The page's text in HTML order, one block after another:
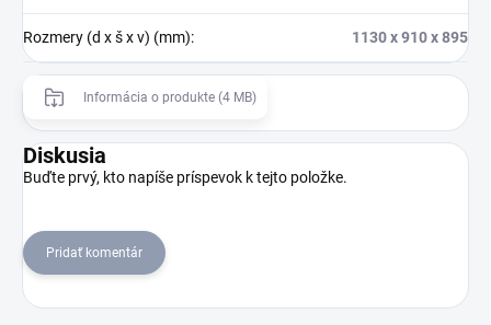
Rozmery (d x š x v) (mm): 1130 x 910 x 895
Informácia o produkte (4 MB)
Diskusia
Buďte prvý, kto napíše príspevok k tejto položke.
Pridať komentár